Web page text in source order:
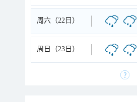
周六（22日）
周日（23日）